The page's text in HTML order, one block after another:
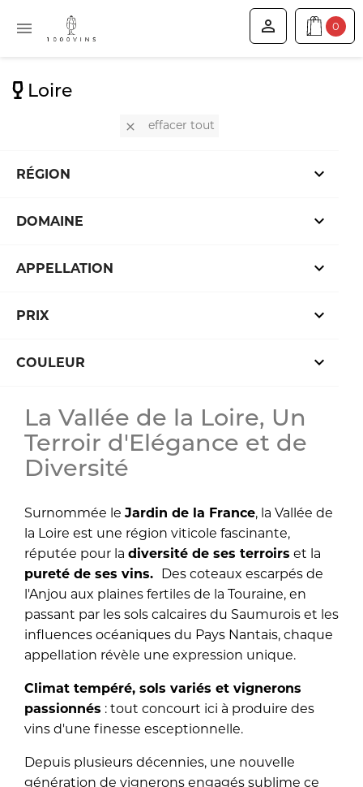
 0

Loire
 effacer tout
RÉGION 
DOMAINE 
APPELLATION 
PRIX 
COULEUR 
La Vallée de la Loire, Un
Terroir d'Elégance et de
Diversité
Surnommée le Jardin de la France, la Vallée de
la Loire est une région viticole fascinante,
réputée pour la diversité de ses terroirs et la
pureté de ses vins. Des coteaux escarpés de
l'Anjou aux plaines fertiles de la Touraine, en
passant par les sols calcaires du Saumurois et les
influences océaniques du Pays Nantais, chaque
appellation révèle une expression unique.
Climat tempéré, sols variés et vignerons
passionnés : tout concourt ici à produire des
vins d'une finesse esceptionnelle.
Depuis plusieurs décennies, une nouvelle
génération de vignerons engagés sublime ce